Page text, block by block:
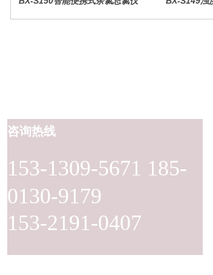
153-1309-5671 185-
0130-9179
153-2191-0407
咨询热线